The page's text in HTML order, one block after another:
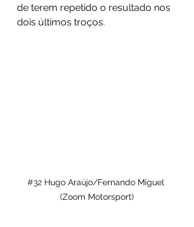
de terem repetido o resultado nos
dois últimos troços.
#32 Hugo Araújo/Fernando Miguel
(Zoom Motorsport)